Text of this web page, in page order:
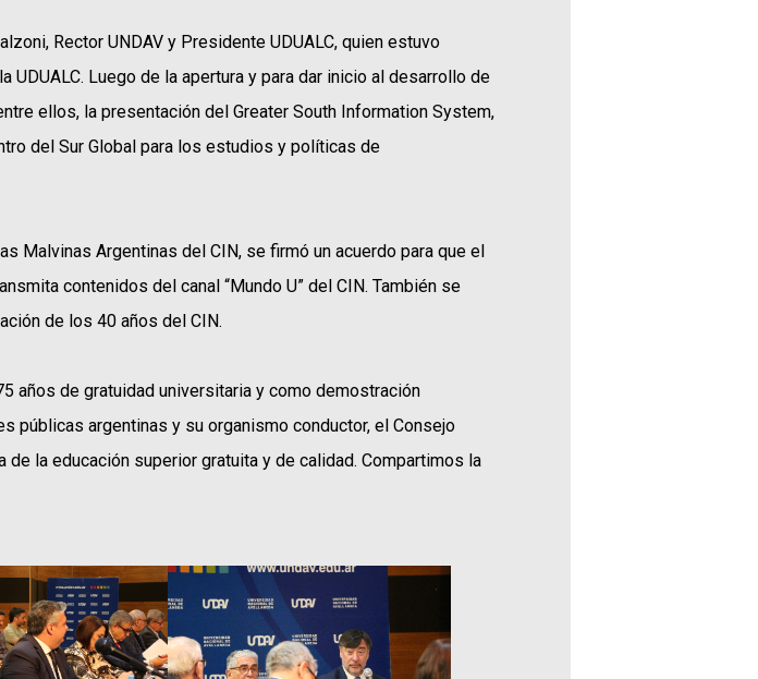
Rector UNDAV y Presidente UDUALC, quien estuvo
UDUALC. Luego de la apertura y para dar inicio al desarrollo de
ellos, la presentación del Greater South Information System,
del Sur Global para los estudios y políticas de
Malvinas Argentinas del CIN, se firmó un acuerdo para que el
contenidos del canal “Mundo U” del CIN. También se
de los 40 años del CIN.
años de gratuidad universitaria y como demostración
públicas argentinas y su organismo conductor, el Consejo
la educación superior gratuita y de calidad. Compartimos la